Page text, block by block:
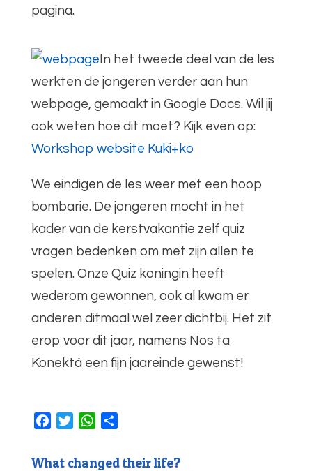
pagina.
In het tweede deel van de les
werkten de jongeren verder aan hun
webpage, gemaakt in Google Docs. Wil jij
ook weten hoe dit moet? Kijk even op:
Workshop website Kuki+ko
We eindigen de les weer met een hoop
bombarie. De jongeren mocht in het
kader van de kerstvakantie zelf quiz
vragen bedenken om met zijn allen te
spelen. Onze Quiz koningin heeft
wederom gewonnen, ook al kwam er
anderen ditmaal wel zeer dichtbij. Het zit
erop voor dit jaar, namens Nos ta
Konektá een fijn jaareinde gewenst!
W
What changed their life?